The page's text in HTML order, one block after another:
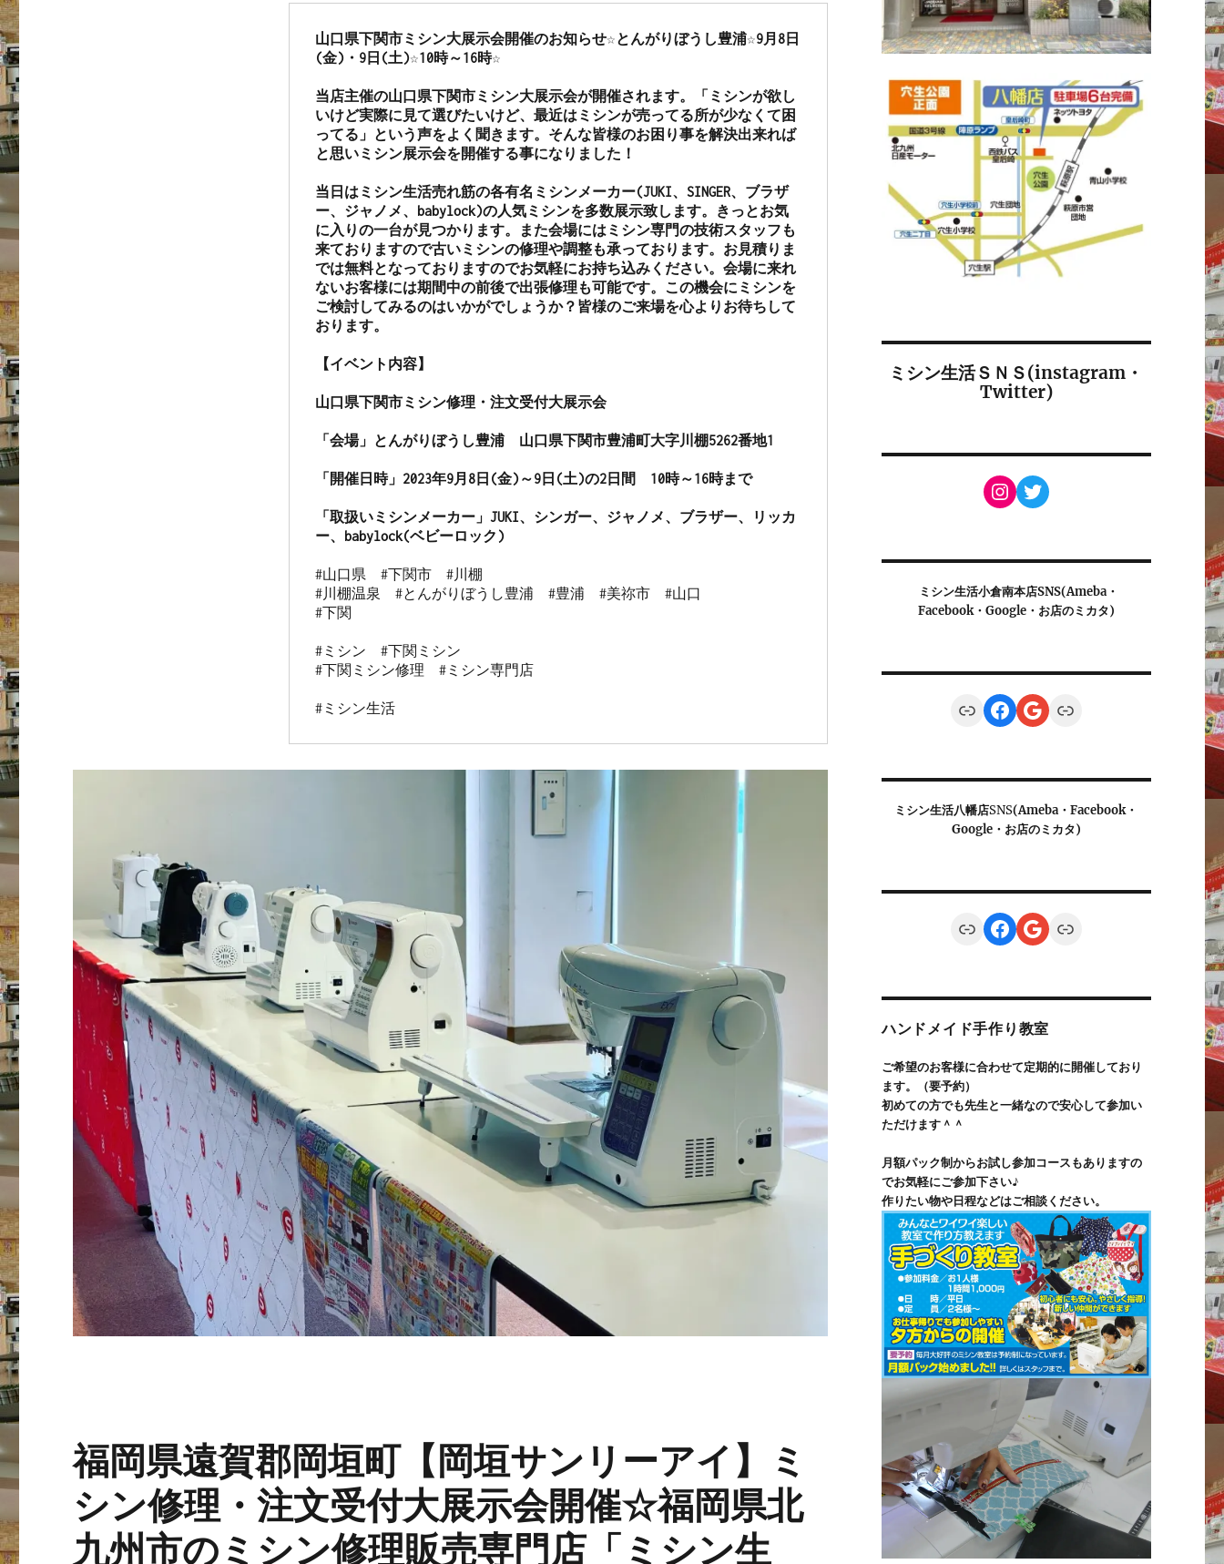
山口県下関市ミシン大展示会開催のお知らせ☆とんがりぼうし豊浦☆9月8日
(金)・9日(土)☆10時～16時☆
当店主催の山口県下関市ミシン大展示会が開催されます。「ミシンが欲し
いけど実際に見て選びたいけど、最近はミシンが売ってる所が少なくて困
ってる」という声をよく聞きます。そんな皆様のお困り事を解決出来れば
と思いミシン展示会を開催する事になりました！
当日はミシン生活売れ筋の各有名ミシンメーカー(JUKI、SINGER、ブラザ
ー、ジャノメ、babylock)の人気ミシンを多数展示致します。きっとお気
に入りの一台が見つかります。また会場にはミシン専門の技術スタッフも
来ておりますので古いミシンの修理や調整も承っております。お見積りま
では無料となっておりますのでお気軽にお持ち込みください。会場に来れ
ないお客様には期間中の前後で出張修理も可能です。この機会にミシンを
ご検討してみるのはいかがでしょうか？皆様のご来場を心よりお待ちして
おります。
【イベント内容】
山口県下関市ミシン修理・注文受付大展示会
「会場」とんがりぼうし豊浦　山口県下関市豊浦町大字川棚5262番地1
「開催日時」2023年9月8日(金)～9日(土)の2日間　10時～16時まで
「取扱いミシンメーカー」JUKI、シンガー、ジャノメ、ブラザー、リッカ
ー、babylock(ベビーロック)
#山口県　#下関市　#川棚
#川棚温泉　#とんがりぼうし豊浦　#豊浦　#美祢市　#山口
#下関
#ミシン　#下関ミシン
#下関ミシン修理　#ミシン専門店
#ミシン生活
福岡県遠賀郡岡垣町【岡垣サンリーアイ】ミ
シン修理・注文受付大展示会開催☆福岡県北
九州市のミシン修理販売専門店「ミシン生
ミシン生活ＳＮＳ(instagram・
Twitter)
Instagram
Twitter
ミシン生活小倉南本店SNS(Ameba・
Facebook・Google・お店のミカタ)
LinkFacebook
Google
Link
ミシン生活八幡店SNS(Ameba・Facebook・
Google・お店のミカタ)
LinkFacebook
Google
Link
ハンドメイド手作り教室
ご希望のお客様に合わせて定期的に開催しており
ます。（要予約）
初めての方でも先生と一緒なので安心して参加い
ただけます＾＾
月額パック制からお試し参加コースもありますの
でお気軽にご参加下さい♪
作りたい物や日程などはご相談ください。